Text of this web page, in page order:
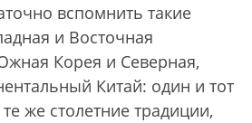
вспомнить такие
и Восточная
Корея и Северная,
Китай: один и тот
же столетние традиции,